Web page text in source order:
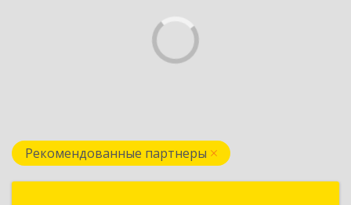
Рекомендованные партнеры